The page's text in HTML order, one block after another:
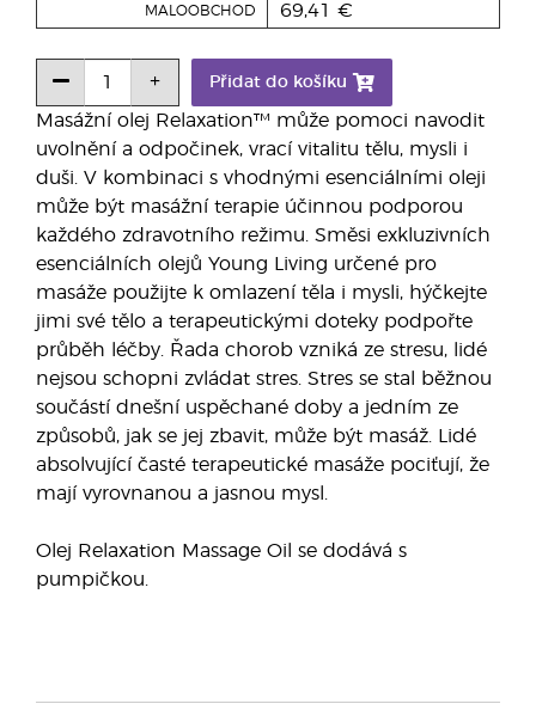
Masážní olej Relaxation™ může pomoci navodit
uvolnění a odpočinek, vrací vitalitu tělu, mysli i
duši. V kombinaci s vhodnými esenciálními oleji
může být masážní terapie účinnou podporou
každého zdravotního režimu. Směsi exkluzivních
esenciálních olejů Young Living určené pro
masáže použijte k omlazení těla i mysli, hýčkejte
jimi své tělo a terapeutickými doteky podpořte
průběh léčby. Řada chorob vzniká ze stresu, lidé
nejsou schopni zvládat stres. Stres se stal běžnou
součástí dnešní uspěchané doby a jedním ze
způsobů, jak se jej zbavit, může být masáž. Lidé
absolvující časté terapeutické masáže pociťují, že
mají vyrovnanou a jasnou mysl.
Olej Relaxation Massage Oil se dodává s
pumpičkou.
MALOOBCHOD 69,41 €
Přidat do košíku